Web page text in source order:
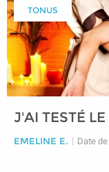
TONUS
J'AI TESTÉ
EMELINE E. | Date